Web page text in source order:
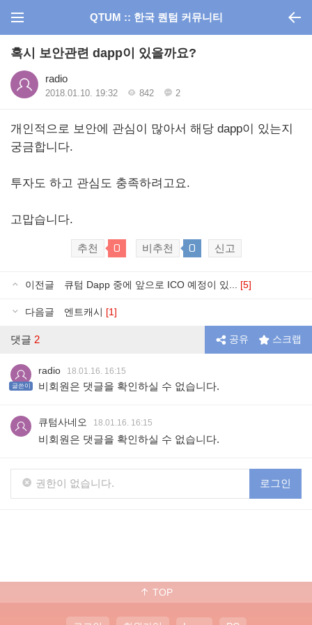
QTUM :: 한국 퀀텀 커뮤니티
혹시 보안관련 dapp이 있을까요?
radio
2018.01.10. 19:32 842 2
개인적으로 보안에 관심이 많아서 해당 dapp이 있는지
궁금합니다.
투자도 하고 관심도 충족하려고요.
고맙습니다.
추천 0 비추천 0 신고
이전글 큐텀 Dapp 중에 앞으로 ICO 예정이 있... [5]
다음글 엔트캐시 [1]
댓글 2 공유 스크랩
글쓴이
radio 18.01.16. 16:15
비회원은 댓글을 확인하실 수 없습니다.
큐텀사네오 18.01.16. 16:15
비회원은 댓글을 확인하실 수 없습니다.
권한이 없습니다. 로그인
TOP